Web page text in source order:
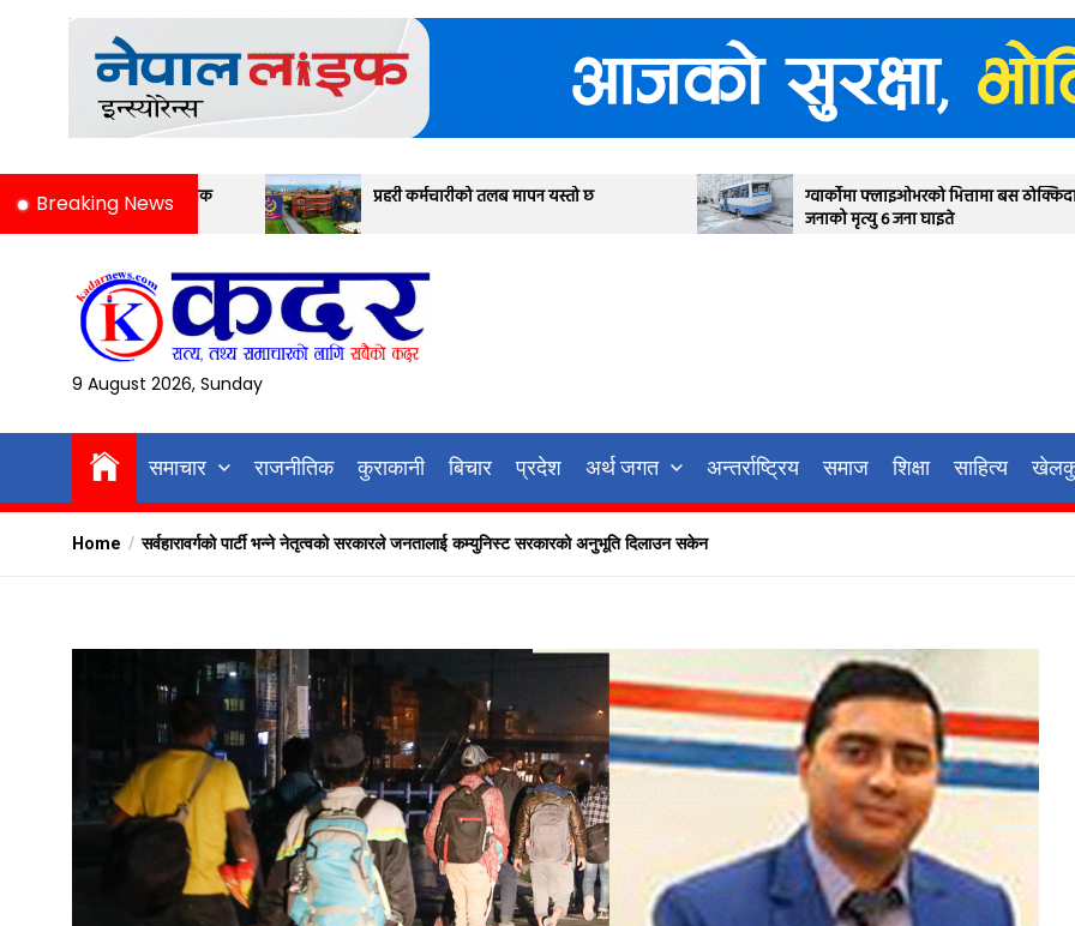
Breaking Newsप्रहरी कर्मचारीको तलब मापन यस्तो छ
ग्वार्कोमा फ्लाइओभरको भित्तामा बस ठोक्किदा एक
जनाको मृत्यु ६ जना घाइते
देउवा
9 August 2026, Sunday
समाचार राजनीतिक कुराकानी बिचार प्रदेश अर्थ जगत अन्तर्राष्ट्रिय समाज शिक्षा साहित्य
Home सर्वहारावर्गको पार्टी भन्ने नेतृत्वको सरकारले जनतालाई कम्युनिस्ट सरकारको अनुभूति दिलाउन सकेन